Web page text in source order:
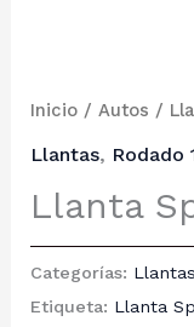
Inicio/ Autos /
Llantas, Rodado
Llanta
Categorías: Llantas
Etiqueta: Llanta